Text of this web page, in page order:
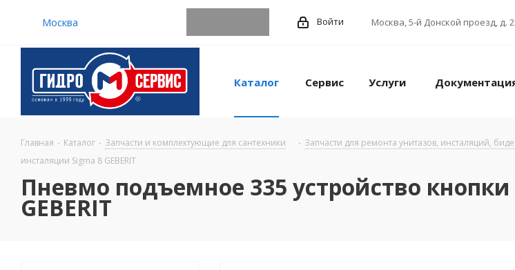
Москва Войти Москва,5-й Донской проезд, д.
Каталог Сервис Услуги
Главная - Каталог - Запчасти и комплектующие для сантехники - Запчасти для ремонта унитазов, инсталяций, биде
инсталяции Sigma 8 GEBERIT
Пневмо подъемное 335 устройство
GEBERIT